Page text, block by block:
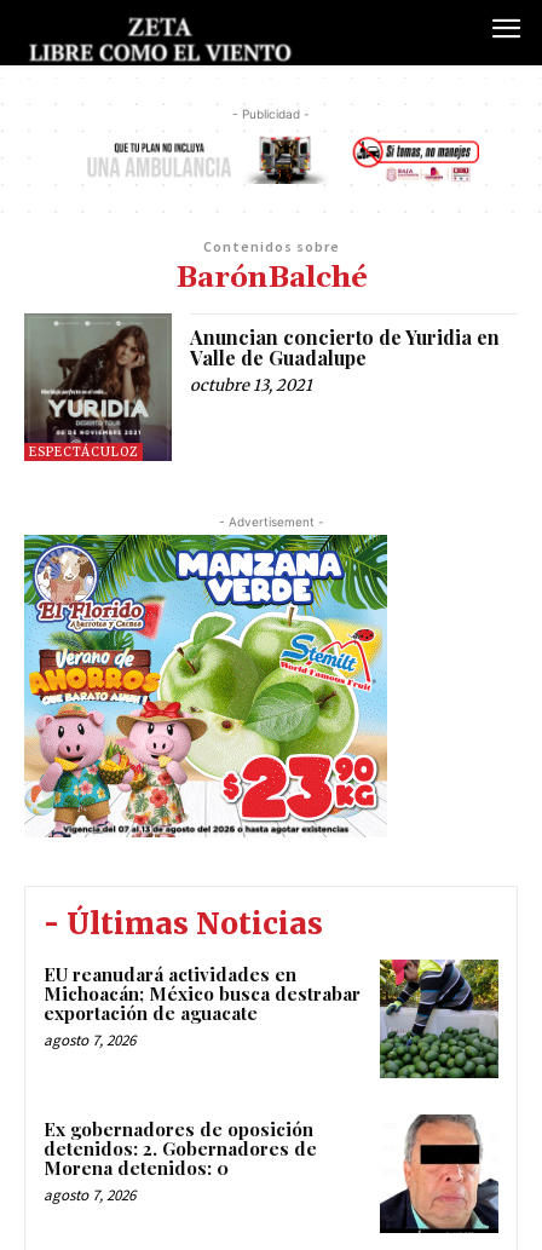
- Publicidad -
Contenidos sobre
BarónBalché
ESPECTÁCULOZ
Anuncian concierto de Yuridia en
Valle de Guadalupe
octubre 13, 2021
- Advertisement -
- Últimas Noticias
EU reanudará actividades en
Michoacán; México busca destrabar
exportación de aguacate
agosto 7, 2026
Ex gobernadores de oposición
detenidos: 2. Gobernadores de
Morena detenidos: 0
agosto 7, 2026